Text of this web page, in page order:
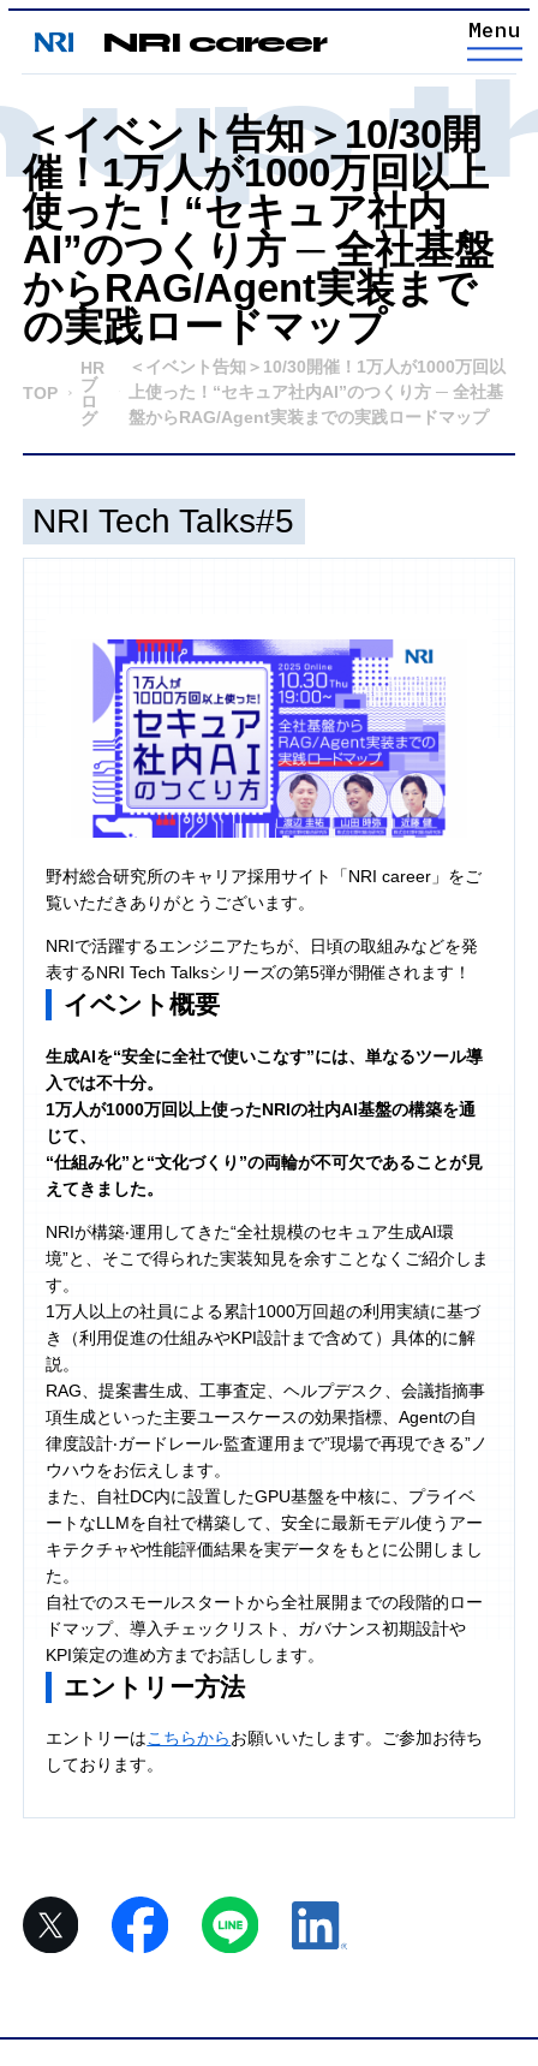
NRI career
up
＜イベント告知＞10/30開
催！1万人が1000万回以上
使った！“セキュア社内
AI”のつくり方 ─ 全社基盤
からRAG/Agent実装まで
の実践ロードマップ
TOP
HR
ブ
ロ
グ
＜イベント告知＞10/30開催！1万人が1000万回以
上使った！“セキュア社内AI”のつくり方 ─ 全社基
盤からRAG/Agent実装までの実践ロードマップ
NRI Tech Talks#5
野村総合研究所のキャリア採用サイト「NRI career」をご
覧いただきありがとうございます。
NRIで活躍するエンジニアたちが、日頃の取組みなどを発
表するNRI Tech Talksシリーズの第5弾が開催されます！
イベント概要
生成AIを“安全に全社で使いこなす”には、単なるツール導
入では不十分。
1万人が1000万回以上使ったNRIの社内AI基盤の構築を通
じて、
“仕組み化”と“文化づくり”の両輪が不可欠であることが見
えてきました。
NRIが構築‧運⽤してきた“全社規模のセキュア⽣成AI環
境”と、そこで得られた実装知⾒を余すことなくご紹介しま
す。
1万⼈以上の社員による累計1000万回超の利⽤実績に基づ
き（利⽤促進の仕組みやKPI設計まで含めて）具体的に解
説。
RAG、提案書⽣成、⼯事査定、ヘルプデスク、会議指摘事
項⽣成といった主要ユースケースの効果指標、Agentの⾃
律度設計‧ガードレール‧監査運⽤まで”現場で再現できる”ノ
ウハウをお伝えします。
また、自社DC内に設置したGPU基盤を中核に、プライベ
ートなLLMを自社で構築して、安全に最新モデル使うアー
キテクチャや性能評価結果を実データをもとに公開しまし
た。
⾃社でのスモールスタートから全社展開までの段階的ロー
ドマップ、導⼊チェックリスト、ガバナンス初期設計や
KPI策定の進め⽅までお話しします。
エントリー方法
エントリーはこちらからお願いいたします。ご参加お待ち
しております。